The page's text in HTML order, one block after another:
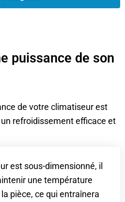
puissance de son
de votre climatiseur est
refroidissement efficace et
est sous-dimensionné, il
une température
pièce, ce qui entraînera